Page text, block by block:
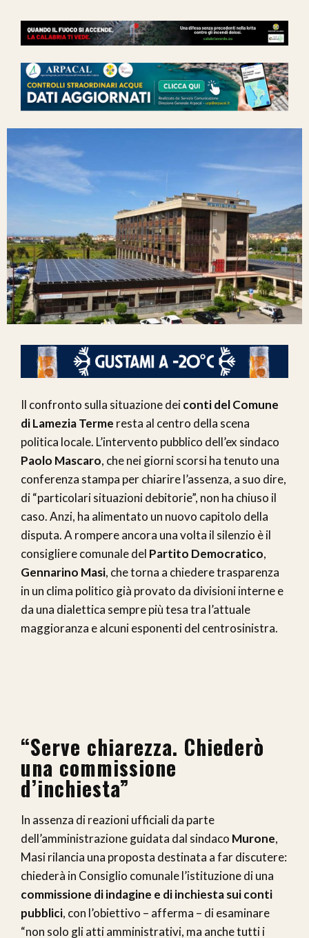
Il confronto sulla situazione deiconti del Comune
di Lamezia Terme resta al centro della scena
politica locale. L’intervento pubblico dell’ex sindaco
Paolo Mascaro, che nei giorni scorsi ha tenuto una
conferenza stampa per chiarire l’assenza, a suo dire,
di “particolari situazioni debitorie”, non ha chiuso il
caso. Anzi, ha alimentato un nuovo capitolo della
disputa. A rompere ancora una volta il silenzio è il
consigliere comunale del Partito Democratico,
Gennarino Masi, che torna a chiedere trasparenza
in un clima politico già provato da divisioni interne e
da una dialettica sempre più tesa tra l’attuale
maggioranza e alcuni esponenti del centrosinistra.
“Serve chiarezza. Chiederò
una commissione
d’inchiesta”
In assenza di reazioni ufficiali da parte
dell’amministrazione guidata dal sindaco Murone,
Masi rilancia una proposta destinata a far discutere:
chiederà in Consiglio comunale l’istituzione di una
commissione di indagine e di inchiesta sui conti
pubblici, con l’obiettivo – afferma – di esaminare
“non solo gli atti amministrativi, ma anche tutti i